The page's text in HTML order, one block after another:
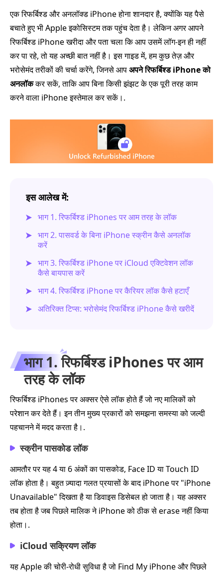
एक रिफर्बिश्ड और अनलॉक्ड iPhone होना शानदार है, क्योंकि यह पैसे
बचाते हुए भी Apple इकोसिस्टम तक पहुंच देता है। लेकिन अगर आपने
रिफर्बिश्ड iPhone खरीदा और पता चला कि आप उसमें लॉग‑इन ही नहीं
कर पा रहे, तो यह अच्छी बात नहीं है। इस गाइड में, हम कुछ तेज़ और
भरोसेमंद तरीकों की चर्चा करेंगे, जिनसे आपअपने रिफर्बिश्ड iPhone को
अनलॉककर सकें, ताकि आप बिना किसी झंझट के एक पूरी तरह काम
करने वाला iPhone इस्तेमाल कर सकें।.
इस आलेख में:
भाग 1. रिफर्बिश्ड iPhones पर आम तरह के लॉक
भाग 2. पासवर्ड के बिना iPhone स्क्रीन कैसे अनलॉक
करें
भाग 3. रिफर्बिश्ड iPhone पर iCloud एक्टिवेशन लॉक
कैसे बायपास करें
भाग 4. रिफर्बिश्ड iPhone पर कैरियर लॉक कैसे हटाएँ
अतिरिक्त टिप्स: भरोसेमंद रिफर्बिश्ड iPhone कैसे खरीदें
भाग 1. रिफर्बिश्ड iPhones पर आम
तरह के लॉक
रिफर्बिश्ड iPhones पर अक्सर ऐसे लॉक होते हैं जो नए मालिकों को
परेशान कर देते हैं। इन तीन मुख्य प्रकारों को समझना समस्या को जल्दी
पहचानने में मदद करता है।.
स्क्रीन पासकोड लॉक
आमतौर पर यह 4 या 6 अंकों का पासकोड, Face ID या Touch ID
लॉक होता है। बहुत ज़्यादा गलत प्रयासों के बाद iPhone पर "iPhone
Unavailable" दिखता है या डिवाइस डिसेबल हो जाता है। यह अक्सर
तब होता है जब पिछले मालिक ने iPhone को ठीक से erase नहीं किया
होता।.
iCloud सक्रियण लॉक
यह Apple की चोरी‑रोधी सुविधा है जो Find My iPhone और पिछले